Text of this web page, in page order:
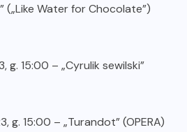
(„Like Water for Chocolate”)
g. 15:00 – „Cyrulik sewilski”
g. 15:00 – „Turandot” (OPERA)